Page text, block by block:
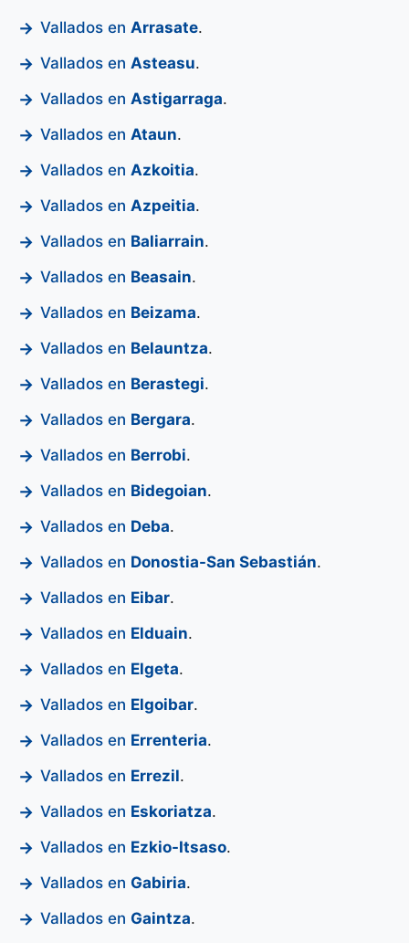
Vallados en Arrasate.
Vallados en Asteasu.
Vallados en Astigarraga.
Vallados en Ataun.
Vallados en Azkoitia.
Vallados en Azpeitia.
Vallados en Baliarrain.
Vallados en Beasain.
Vallados en Beizama.
Vallados en Belauntza.
Vallados en Berastegi.
Vallados en Bergara.
Vallados en Berrobi.
Vallados en Bidegoian.
Vallados en Deba.
Vallados en Donostia-San Sebastián.
Vallados en Eibar.
Vallados en Elduain.
Vallados en Elgeta.
Vallados en Elgoibar.
Vallados en Errenteria.
Vallados en Errezil.
Vallados en Eskoriatza.
Vallados en Ezkio-Itsaso.
Vallados en Gabiria.
Vallados en Gaintza.